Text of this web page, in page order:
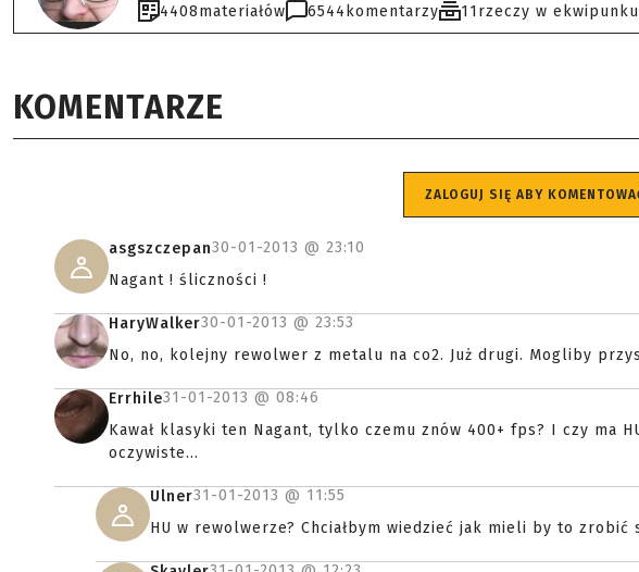
4408materiałów 6544 komentarzy 11rzeczy w ekwipunku
KOMENTARZE
ZALOGUJ SIĘ ABY
asgszczepan30-01-2013 @ 23:10
Nagant ! śliczności !
HaryWalker30-01-2013 @ 23:53
No, no, kolejny rewolwer z metalu na co2. Już drugi. Mogliby
Errhile31-01-2013 @ 08:46
Kawał klasyki ten Nagant, tylko czemu znów 400+ fps? I czy ma
oczywiste...
Ulner31-01-2013 @ 11:55
HU w rewolwerze? Chciałbym wiedzieć jak mieli by to zrobić